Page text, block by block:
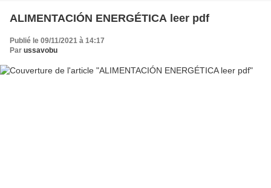
ALIMENTACIÓN ENERGÉTICA leer pdf
Publié le 09/11/2021 à 14:17
Par ussavobu